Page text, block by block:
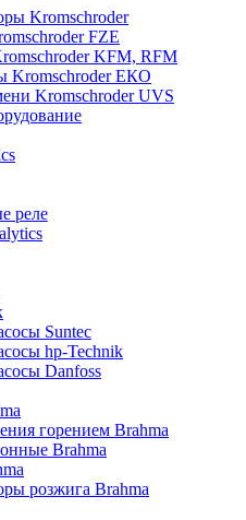
Kromschroder
FZE
KFM, RFM
Kromschroder ЕКО
Kromschroder UVS
реле
Suntec
hp-Technik
Danfoss
горением Brahma
Brahma
розжига Brahma